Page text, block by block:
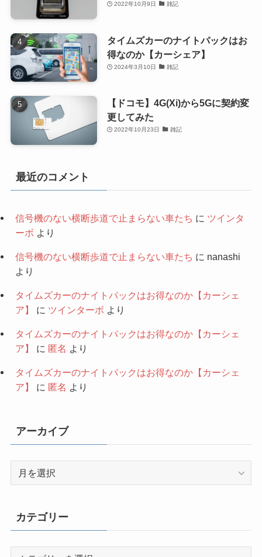
2022年10月9日 雑記
タイムズカーのナイトパックはお
得なのか【カーシェア】
2024年3月10日 雑記
【ドコモ】4G(Xi)から5Gに契約変
更してみた
2022年10月23日 雑記
最近のコメント
信号機のない横断歩道で止まらない車たち に ツインタ
ーボ より
信号機のない横断歩道で止まらない車たち に nanashi
より
タイムズカーのナイトパックはお得なのか【カーシェ
ア】
に ツインターボ より
タイムズカーのナイトパックはお得なのか【カーシェ
ア】
に 匿名 より
タイムズカーのナイトパックはお得なのか【カーシェ
ア】
に 匿名 より
アーカイブ
ブ
カテゴリー